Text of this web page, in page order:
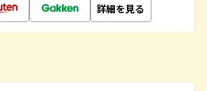
詳細を見る